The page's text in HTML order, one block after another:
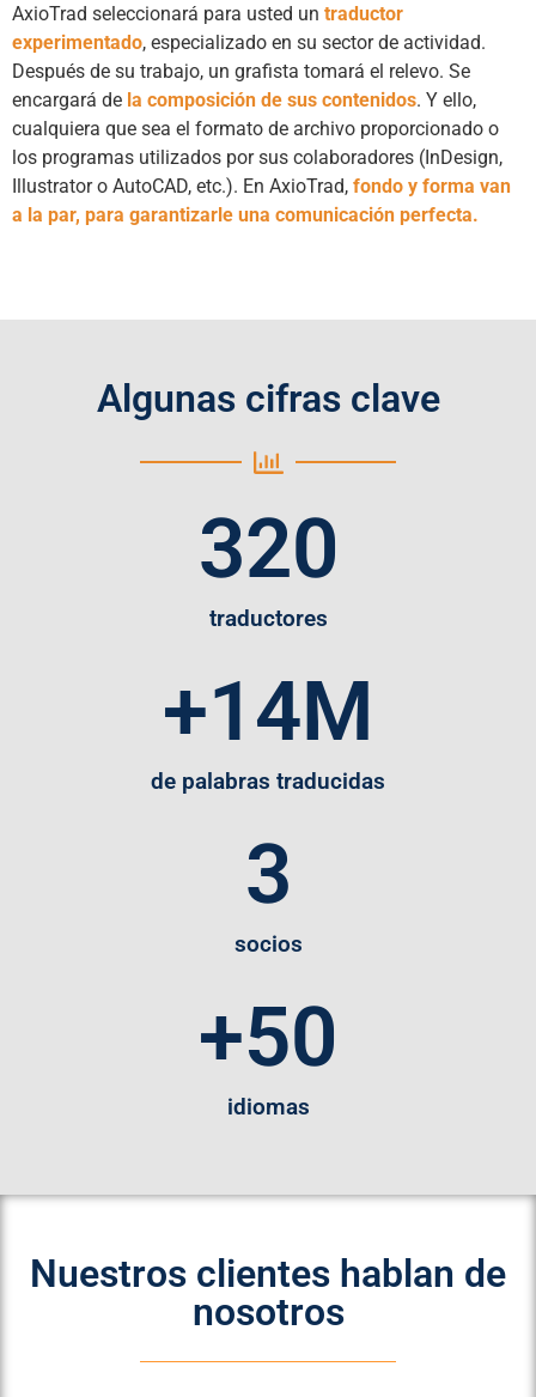
AxioTrad seleccionará para usted un traductor
experimentado, especializado en su sector de actividad.
Después de su trabajo, un grafista tomará el relevo. Se
encargará de la composición de sus contenidos. Y ello,
cualquiera que sea el formato de archivo proporcionado o
los programas utilizados por sus colaboradores (InDesign,
Illustrator o AutoCAD, etc.). En AxioTrad, fondo y forma van
a la par, para garantizarle una comunicación perfecta.
Algunas cifras clave
traductores
320
de palabras traducidas
+14M
socios
3
idiomas
+50
Nuestros clientes hablan de
nosotros